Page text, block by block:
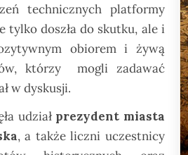
technicznych platformy
tylko doszła do skutku, ale i
obiorem i żywą
którzy mogli zadawać
w dyskusji.
udział prezydent miasta
, a także liczni uczestnicy